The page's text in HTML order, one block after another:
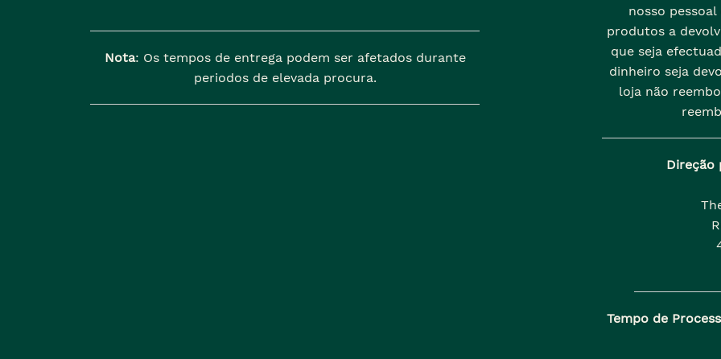
Nota: Os tempos de entrega podem ser afetados durante
periodos de elevada procura.
nosso
produtos a
que seja
dinheiro seja
loja não
Direção
Tempo de